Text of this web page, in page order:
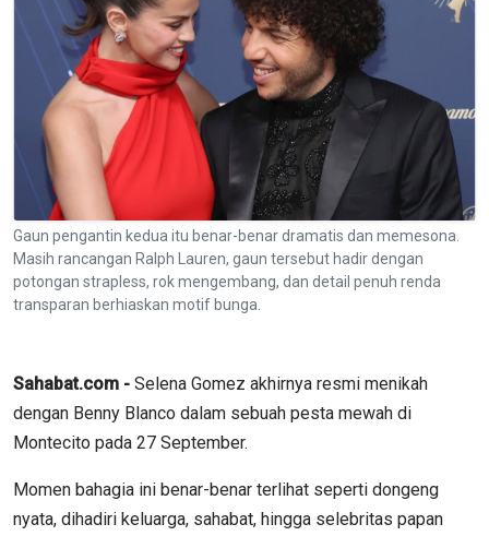
Gaun pengantin kedua itu benar-benar dramatis dan memesona.
Masih rancangan Ralph Lauren, gaun tersebut hadir dengan
potongan strapless, rok mengembang, dan detail penuh renda
transparan berhiaskan motif bunga.
Sahabat.com - Selena Gomez akhirnya resmi menikah
dengan Benny Blanco dalam sebuah pesta mewah di
Montecito pada 27 September.
Momen bahagia ini benar-benar terlihat seperti dongeng
nyata, dihadiri keluarga, sahabat, hingga selebritas papan